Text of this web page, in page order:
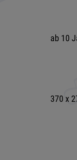
ab 10
370 x